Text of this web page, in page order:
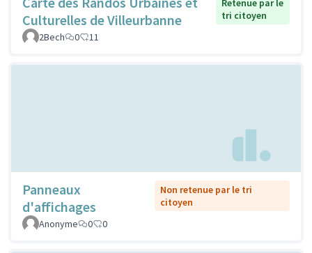
Culturelles de Villeurbanne
Retenue par le
tri citoyen
2Bech
0 11
Panneaux
d'affichages
Non retenue par le tri
citoyen
Anonyme
0 0